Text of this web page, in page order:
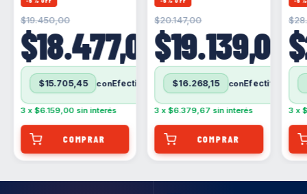
APROBADO POR ANMAT
RNPA: 928884/2025
RNE: 21-115312
$18.477,00
$19.450,00
$15.705,45 con
3 x $6.159,00 sin interés
$19.139,00
$20.147,00
$16.268,15 con
3 x$6.379,67 sin interés 3 x